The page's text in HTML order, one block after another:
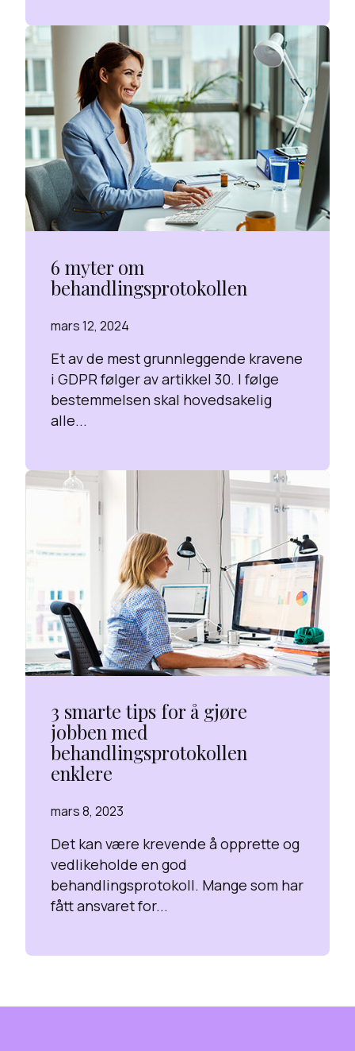
6 myter om
behandlingsprotokollen
mars 12, 2024
Et av de mest grunnleggende kravene
i GDPR følger av artikkel 30. I følge
bestemmelsen skal hovedsakelig
alle...
3 smarte tips for å gjøre
jobben med
behandlingsprotokollen
enklere
mars 8, 2023
Det kan være krevende å opprette og
vedlikeholde en god
behandlingsprotokoll. Mange som har
fått ansvaret for...